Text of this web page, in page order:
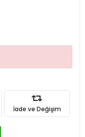
İade ve Değişim